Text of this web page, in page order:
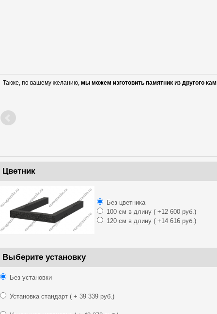
Также, по вашему желанию, мы можем изготовить памятник из другого
Цветник
Без цветника
100 см в длину ( +12 600 руб.)
120 см в длину ( +14 616 руб.)
Выберите установку
Без установки
Установка стандарт ( + 39 339 руб.)